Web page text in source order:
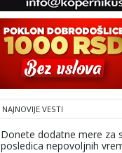
NAJNOVIJE VESTI
Donete dodatne mere za
posledica nepovoljnih